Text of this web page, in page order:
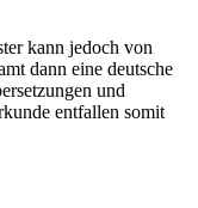
kann jedoch von
dann eine deutsche
und
entfallen somit